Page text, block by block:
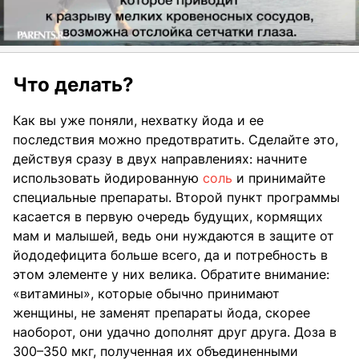
Что делать?
Как вы уже поняли, нехватку йода и ее
последствия можно предотвратить. Сделайте это,
действуя сразу в двух направлениях: начните
использовать йодированную соль и принимайте
специальные препараты. Второй пункт программы
касается в первую очередь будущих, кормящих
мам и малышей, ведь они нуждаются в защите от
йододефицита больше всего, да и потребность в
этом элементе у них велика. Обратите внимание:
«витамины», которые обычно принимают
женщины, не заменят препараты йода, скорее
наоборот, они удачно дополнят друг друга. Доза в
300–350 мкг, полученная их объединенными